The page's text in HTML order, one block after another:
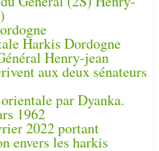
Harkis Dordogne
Henry-jean
aux deux sénateurs
par Dyanka.
1962
2022 portant
envers les harkis